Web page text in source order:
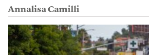
Annalisa Camilli